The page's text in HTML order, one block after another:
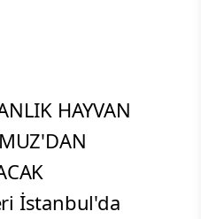
HAYVAN
İstanbul'da